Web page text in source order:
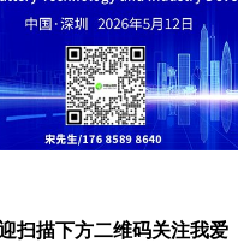
扫描下方二维码关注我爱